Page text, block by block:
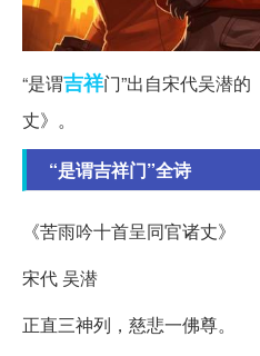
“是谓吉祥门”出自宋代吴潜的
丈》。
“是谓吉祥门”全诗
《苦雨吟十首呈同官诸丈》
宋代 吴潜
正直三神列，慈悲一佛尊。